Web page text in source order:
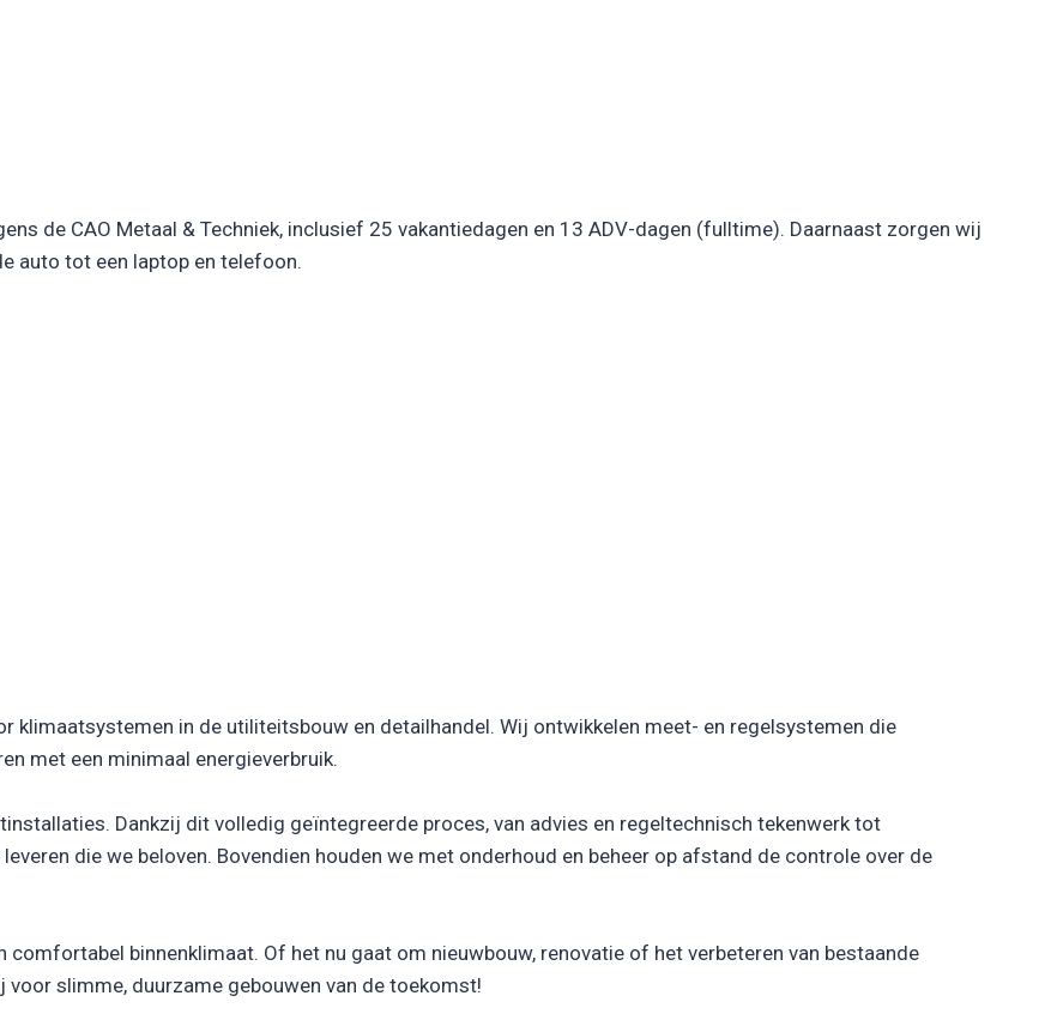
de CAO Metaal & Techniek, inclusief 25 vakantiedagen en 13 ADV-dagen (fulltime). Daarnaast zorgen wij
auto tot een laptop en telefoon.
klimaatsystemen in de utiliteitsbouw en detailhandel. Wij ontwikkelen meet- en regelsystemen die
met een minimaal energieverbruik.
Dankzij dit volledig geïntegreerde proces, van advies en regeltechnisch tekenwerk tot
die we beloven. Bovendien houden we met onderhoud en beheer op afstand de controle over de
binnenklimaat. Of het nu gaat om nieuwbouw, renovatie of het verbeteren van bestaande
slimme, duurzame gebouwen van de toekomst!